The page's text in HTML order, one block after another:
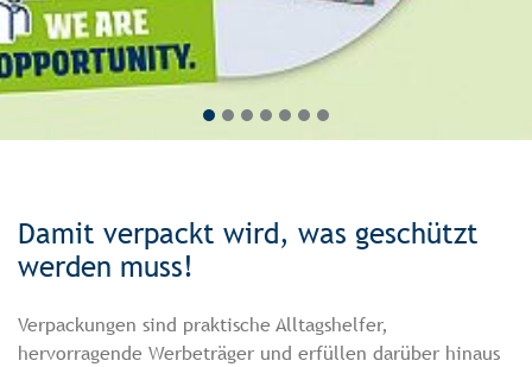
Sicher verpackt
Effektiver Produktschutz - Innovativ und nachhaltig
Damit verpackt wird, was geschützt
werden muss!
Verpackungen sind praktische Alltagshelfer,
hervorragende Werbeträger und erfüllen darüber hinaus